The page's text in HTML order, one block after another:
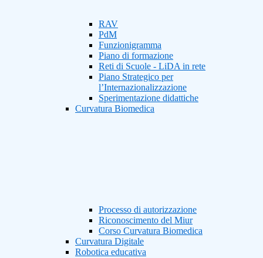
RAV
PdM
Funzionigramma
Piano di formazione
Reti di Scuole - LiDA in rete
Piano Strategico per
l’Internazionalizzazione
Sperimentazione didattiche
Curvatura Biomedica
Processo di autorizzazione
Riconoscimento del Miur
Corso Curvatura Biomedica
Curvatura Digitale
Robotica educativa